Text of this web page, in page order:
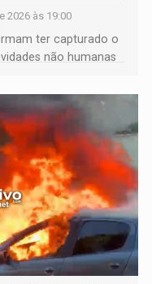
2026 às 19:00
ter capturado o
não humanas